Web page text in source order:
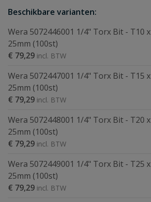
Beschikbare varianten:
Wera 5072446001 1/4" Torx Bit - T10 x
25mm (100st)
€ 79,29
Wera 5072447001 1/4" Torx Bit - T15 x
25mm (100st)
€ 79,29
Wera 5072448001 1/4" Torx Bit - T20 x
25mm (100st)
€ 79,29
Wera 5072449001 1/4" Torx Bit - T25 x
25mm (100st)
€ 79,29